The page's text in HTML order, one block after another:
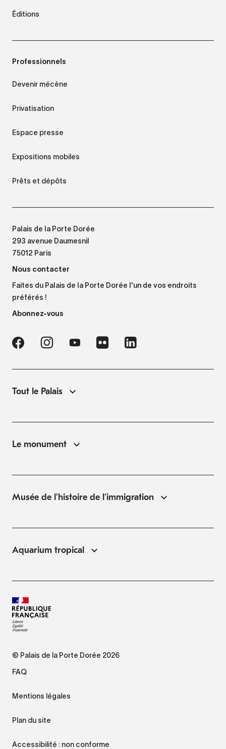
Éditions
Professionnels
Devenir mécène
Privatisation
Espace presse
Expositions mobiles
Prêts et dépôts
Palais de la Porte Dorée
293 avenue Daumesnil
75012 Paris
Nous contacter
Faites du Palais de la Porte Dorée l'un de vos endroits
préférés !
Abonnez-vous
Tout le Palais
Le monument
Musée de l'histoire de l'immigration
Aquarium tropical
© Palais de la Porte Dorée 2026
FAQ
Mentions légales
Plan du site
Accessibilité : non conforme